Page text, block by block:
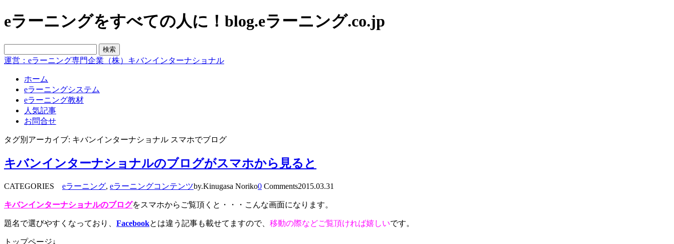
eラーニングをすべての人に！blog.eラーニング.co.jp
運営：eラーニング専門企業（株）キバンインターナショナル
ホーム
eラーニングシステム
eラーニング教材
人気記事
お問合せ
タグ別アーカイブ: キバンインターナショナル スマホでブログ
キバンインターナショナルのブログがスマホから見ると
CATEGORIES eラーニング, eラーニングコンテンツby.Kinugasa Noriko0 Comments2015.03.31
キバンインターナショナルのブログをスマホからご覧頂くと・・・こんな画面になります。
題名で選びやすくなっており、 Facebookとは違う記事も載せてますので、 移動の際などご覧頂ければ嬉しいです。
トップページ↓